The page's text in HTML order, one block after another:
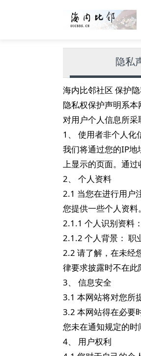
隐私
海内比邻社区 保护
隐私权保护声明系
对用户个人信息所采
1、 使用者非个人化
我们将通过您的IP地
上显示的页面。通过
2、 个人资料
2.1 当您在进行用户
您提供一些个人资料
2.1.1 个人识别资料
2.1.2 个人背景： 职
2.2 请了解，在未经
律要求披露时不在此
3、 信息安全
3.1 本网站将对您所
3.2 本网站得在必要
您未在通知规定的
4、 用户权利